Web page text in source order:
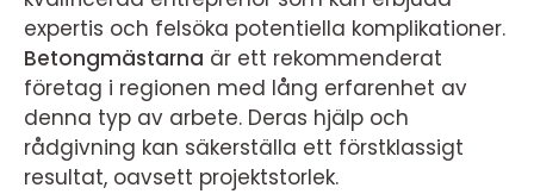
expertis och felsöka potentiella komplikationer.
Betongmästarna är ett rekommenderat
företag i regionen med lång erfarenhet av
denna typ av arbete. Deras hjälp och
rådgivning kan säkerställa ett förstklassigt
resultat, oavsett projektstorlek.